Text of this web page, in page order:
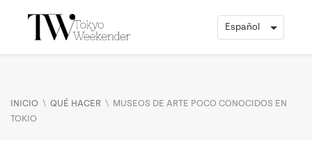
INICIO \ QUÉ HACER \ MUSEOS DE ARTE POCO CONOCIDOS EN
TOKIO